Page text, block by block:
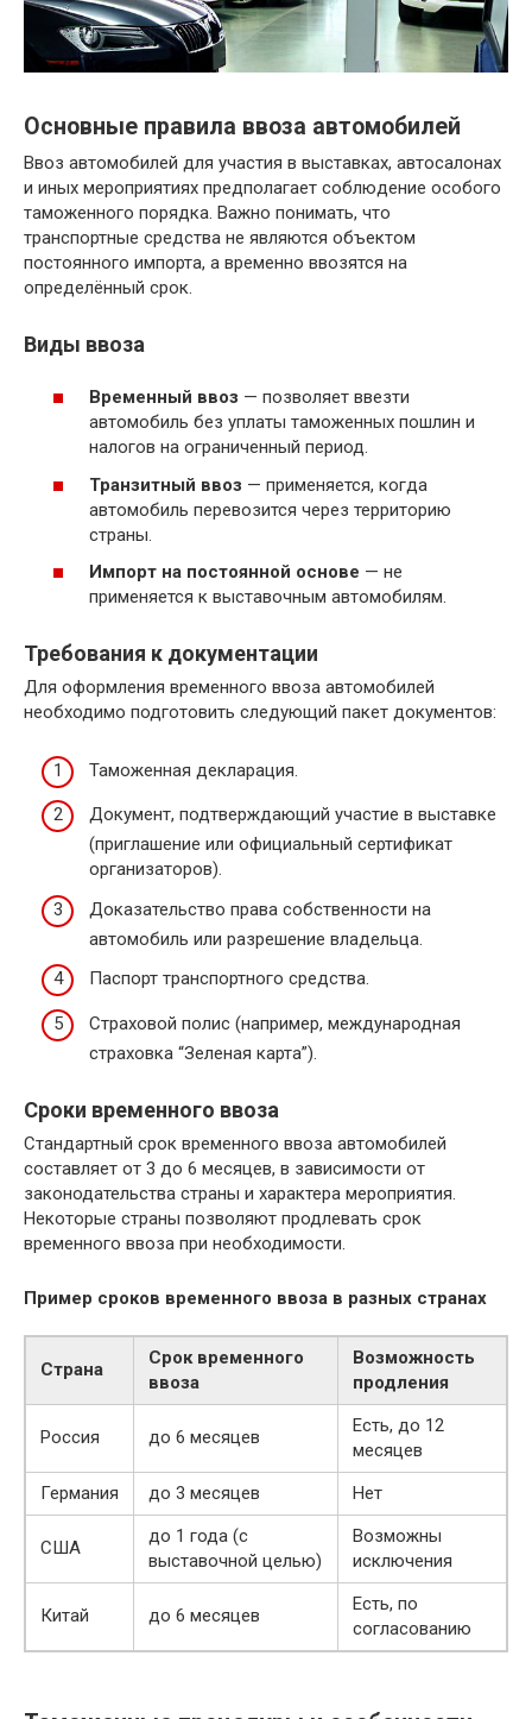
Основные правила ввоза автомобилей
Ввоз автомобилей для участия в выставках, автосалонах
и иных мероприятиях предполагает соблюдение особого
таможенного порядка. Важно понимать, что
транспортные средства не являются объектом
постоянного импорта, а временно ввозятся на
определённый срок.
Виды ввоза
Временный ввоз — позволяет ввезти
автомобиль без уплаты таможенных пошлин и
налогов на ограниченный период.
Транзитный ввоз — применяется, когда
автомобиль перевозится через территорию
страны.
Импорт на постоянной основе — не
применяется к выставочным автомобилям.
Требования к документации
Для оформления временного ввоза автомобилей
необходимо подготовить следующий пакет документов:
Таможенная декларация.
Документ, подтверждающий участие в выставке
(приглашение или официальный сертификат
организаторов).
Доказательство права собственности на
автомобиль или разрешение владельца.
Паспорт транспортного средства.
Страховой полис (например, международная
страховка “Зеленая карта”).
Сроки временного ввоза
Стандартный срок временного ввоза автомобилей
составляет от 3 до 6 месяцев, в зависимости от
законодательства страны и характера мероприятия.
Некоторые страны позволяют продлевать срок
временного ввоза при необходимости.
Пример сроков временного ввоза в разных странах
Страна
Срок временного
ввоза
Возможность
продления
Россия до 6 месяцев
Есть, до 12
месяцев
Германия
до 3 месяцев Нет
США
до 1 года (с
выставочной целью)
Возможны
исключения
Китай до 6 месяцев
Есть, по
согласованию